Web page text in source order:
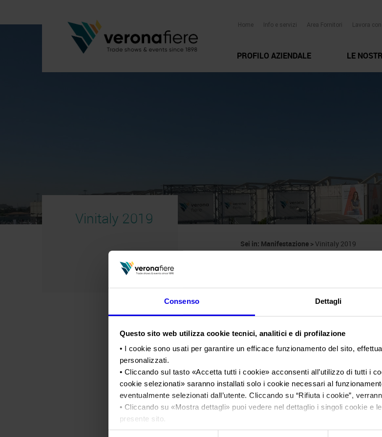
Consenso Dettagli
Questo sito web utilizza cookie tecnici, analitici e di profilazione
• I cookie sono usati per garantire un efficace funzionamento del sito,
personalizzati.
• Cliccando sul tasto «Accetta tutti i cookie» acconsenti all’utilizzo di tutti i
cookie selezionati» saranno installati solo i cookie necessari al
eventualmente selezionati dall’utente. Cliccando su “Rifiuta i cookie”,
• Cliccando su «Mostra dettagli» puoi vedere nel dettaglio i singoli cookie e
presente sito.
•Clicca quiper visualizzare l'informativa sulla privacy.
Home Info e servizi Area Fornitori Lavora
PROFILO AZIENDALE LE
Vinitaly 2019
Sei in: Manifestazione>Vinitaly 2019
Vinitaly
Salone internazionale del vino e